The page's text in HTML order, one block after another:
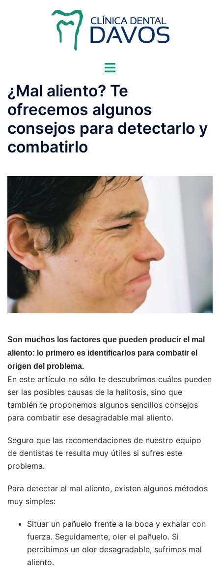
Alternar
¿Mal aliento? Te
ofrecemos algunos
consejos para detectarlo y
combatirlo
Son muchos los factores que pueden producir el mal
aliento: lo primero es identificarlos para combatir el
origen del problema.
En este artículo no sólo te descubrimos cuáles pueden
ser las posibles causas de la halitosis, sino que
también te proponemos algunos sencillos consejos
para combatir ese desagradable mal aliento.
Seguro que las recomendaciones de nuestro equipo
de dentistas te resulta muy útiles si sufres este
problema.
Para detectar el mal aliento, existen algunos métodos
muy simples:
Situar un pañuelo frente a la boca y exhalar con
fuerza. Seguidamente, oler el pañuelo. Si
percibimos un olor desagradable, sufrimos mal
aliento.